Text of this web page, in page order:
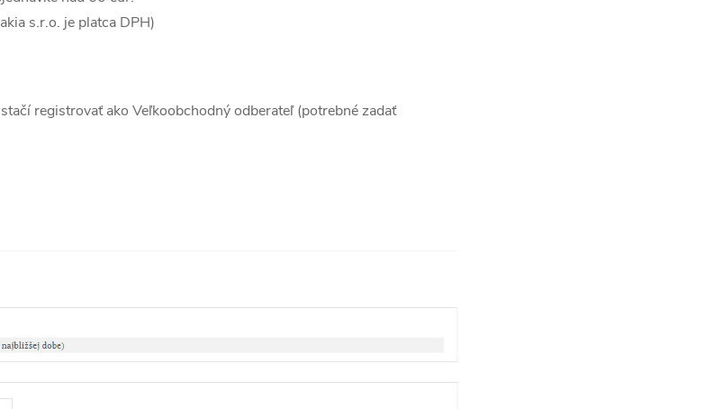
s.r.o. je platca DPH)
registrovať ako Veľkoobchodný odberateľ (potrebné zadať